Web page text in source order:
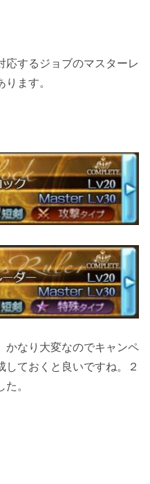
するジョブのマスターレ
ます。
かなり大変なのでキャンペ
しておくと良いですね。２
。